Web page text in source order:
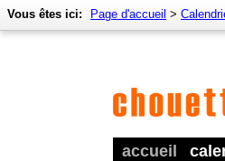
accueil
Vous êtes ici: Page d'accueil >